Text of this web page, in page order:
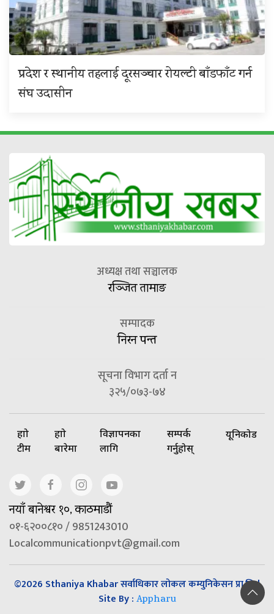
प्रदेश र स्थानीय तहलाई दूरसञ्चार रोयल्टी बाँडफाँट गर्न
संघ उदासीन
अध्यक्ष तथा सञ्चालक
रञ्जित तामाङ
सम्पादक
निरन पन्त
सूचना विभाग दर्ता न
३२५/०७३-७४
हाम्रो
टीम
हाम्रो
बारेमा
विज्ञापनका
लागि
सम्पर्क
गर्नुहोस्
यूनिकोड
नयाँ बानेश्वर १०, काठमाडौं
०१-६२००८१० / 9851243010
Localcommunicationpvt@gmail.com
©2026 Sthaniya Khabar सर्वाधिकार लोकल कम्युनिकेसन प्रा.लि |
Site By : Appharu